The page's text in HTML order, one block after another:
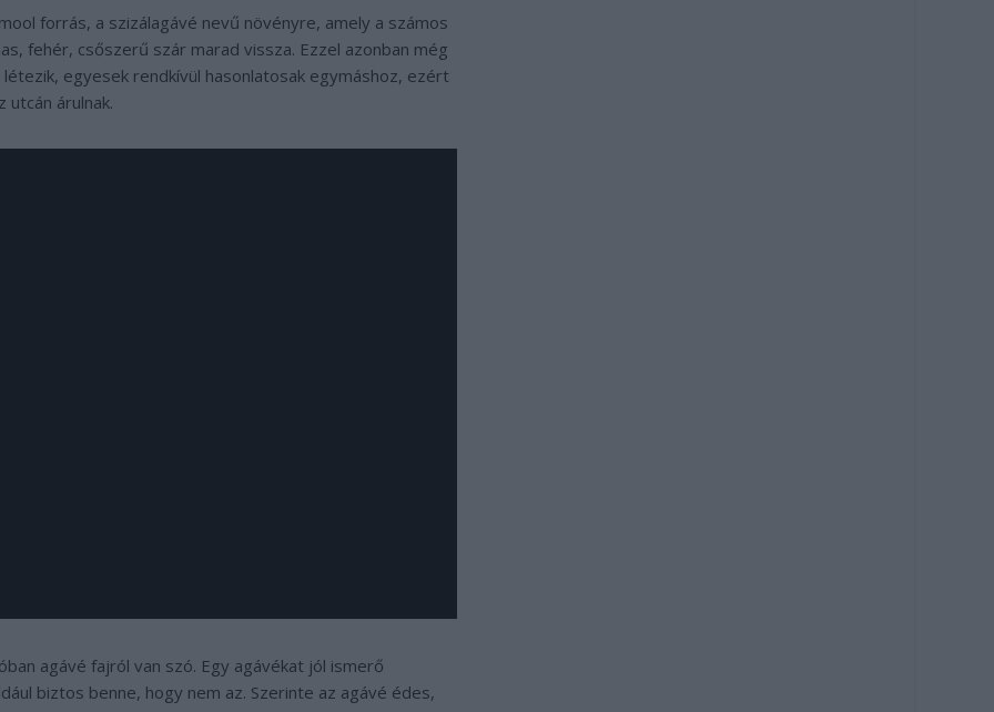
forrás, a szizálagávé nevű növényre, amely a számos
fehér, csőszerű szár marad vissza. Ezzel azonban még
egyesek rendkívül hasonlatosak egymáshoz, ezért
utcán árulnak.
agávé fajról van szó. Egy agávékat jól ismerő
biztos benne, hogy nem az. Szerinte az agávé édes,